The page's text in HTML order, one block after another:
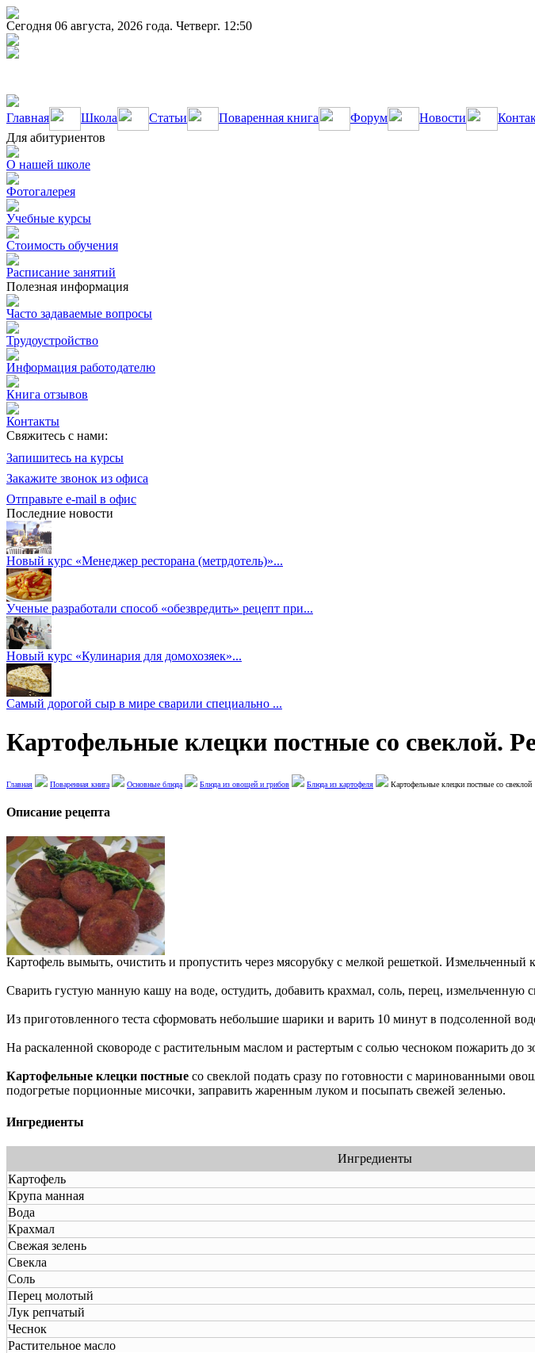
Сегодня 06 августа, 2026 года. Четверг. 12:50
Главная Школа Статьи Поваренная книга Форум Новости
Для абитуриентов
О нашей школе
Фотогалерея
Учебные курсы
Стоимость обучения
Расписание занятий
Полезная информация
Часто задаваемые вопросы
Трудоустройство
Информация работодателю
Книга отзывов
Контакты
Свяжитесь с нами:
Запишитесь на курсы
Закажите звонок из офиса
Отправьте e-mail в офис
Последние новости
Новый курс «Менеджер ресторана (метрдотель)»...
Ученые разработали способ «обезвредить» рецепт при...
Новый курс «Кулинария для домохозяек»...
Самый дорогой сыр в мире сварили специально ...
Картофельные клецки постные со свеклой.
Главная Поваренная книга Основные блюда Блюда из овощей и грибов Блюда из картофеля Картофельные клецки постные со свеклой
Описание рецепта
Картофель вымыть, очистить и пропустить через мясорубку с мелкой решеткой. Измельченный
Сварить густую манную кашу на воде, остудить, добавить крахмал, соль, перец,
Из приготовленного теста сформовать небольшие шарики и варить 10 минут в подсоленной
На раскаленной сковороде с растительным маслом и растертым с солью чесноком пожарить до
Картофельные клецки постные со свеклой подать сразу по готовности с маринованными
подогретые порционные мисочки, заправить жаренным луком и посыпать свежей зеленью.
Ингредиенты
Ингредиенты
Картофель
Крупа манная
Вода
Крахмал
Свежая зелень
Свекла
Соль
Перец молотый
Лук репчатый
Чеснок
Растительное мacлo